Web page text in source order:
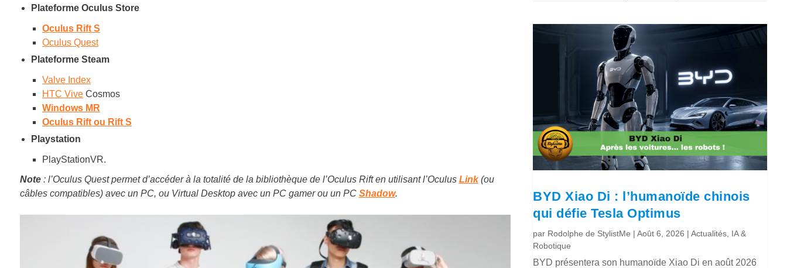
Plateforme Oculus Store
Oculus Rift S
Oculus Quest
Plateforme Steam
Valve Index
HTC ViveCosmos
Windows MR
Oculus Rift ou Rift S
Playstation
PlayStationVR.
Note: l’Oculus Quest permet d’accéder à la totalité de la bibliothèque de l’Oculus Rift en utilisant l’Oculus Link (ou
câbles compatibles) avec un PC, ou Virtual Desktop avec un PC gamer ou un PC Shadow.
BYD Xiao Di : l’humanoïde chinois
qui défie Tesla Optimus
par Rodolphe de StylistMe |Août 6, 2026 |Actualités IA &
Robotique
BYD présentera son humanoïde Xiao Di en août 2026